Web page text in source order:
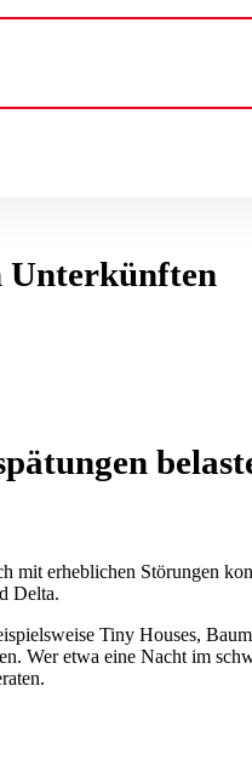
Unterkünften
mit erheblichen Störungen
Delta.
Tiny Houses,
Wer etwa eine Nacht im